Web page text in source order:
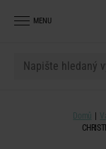
MENU
Domů